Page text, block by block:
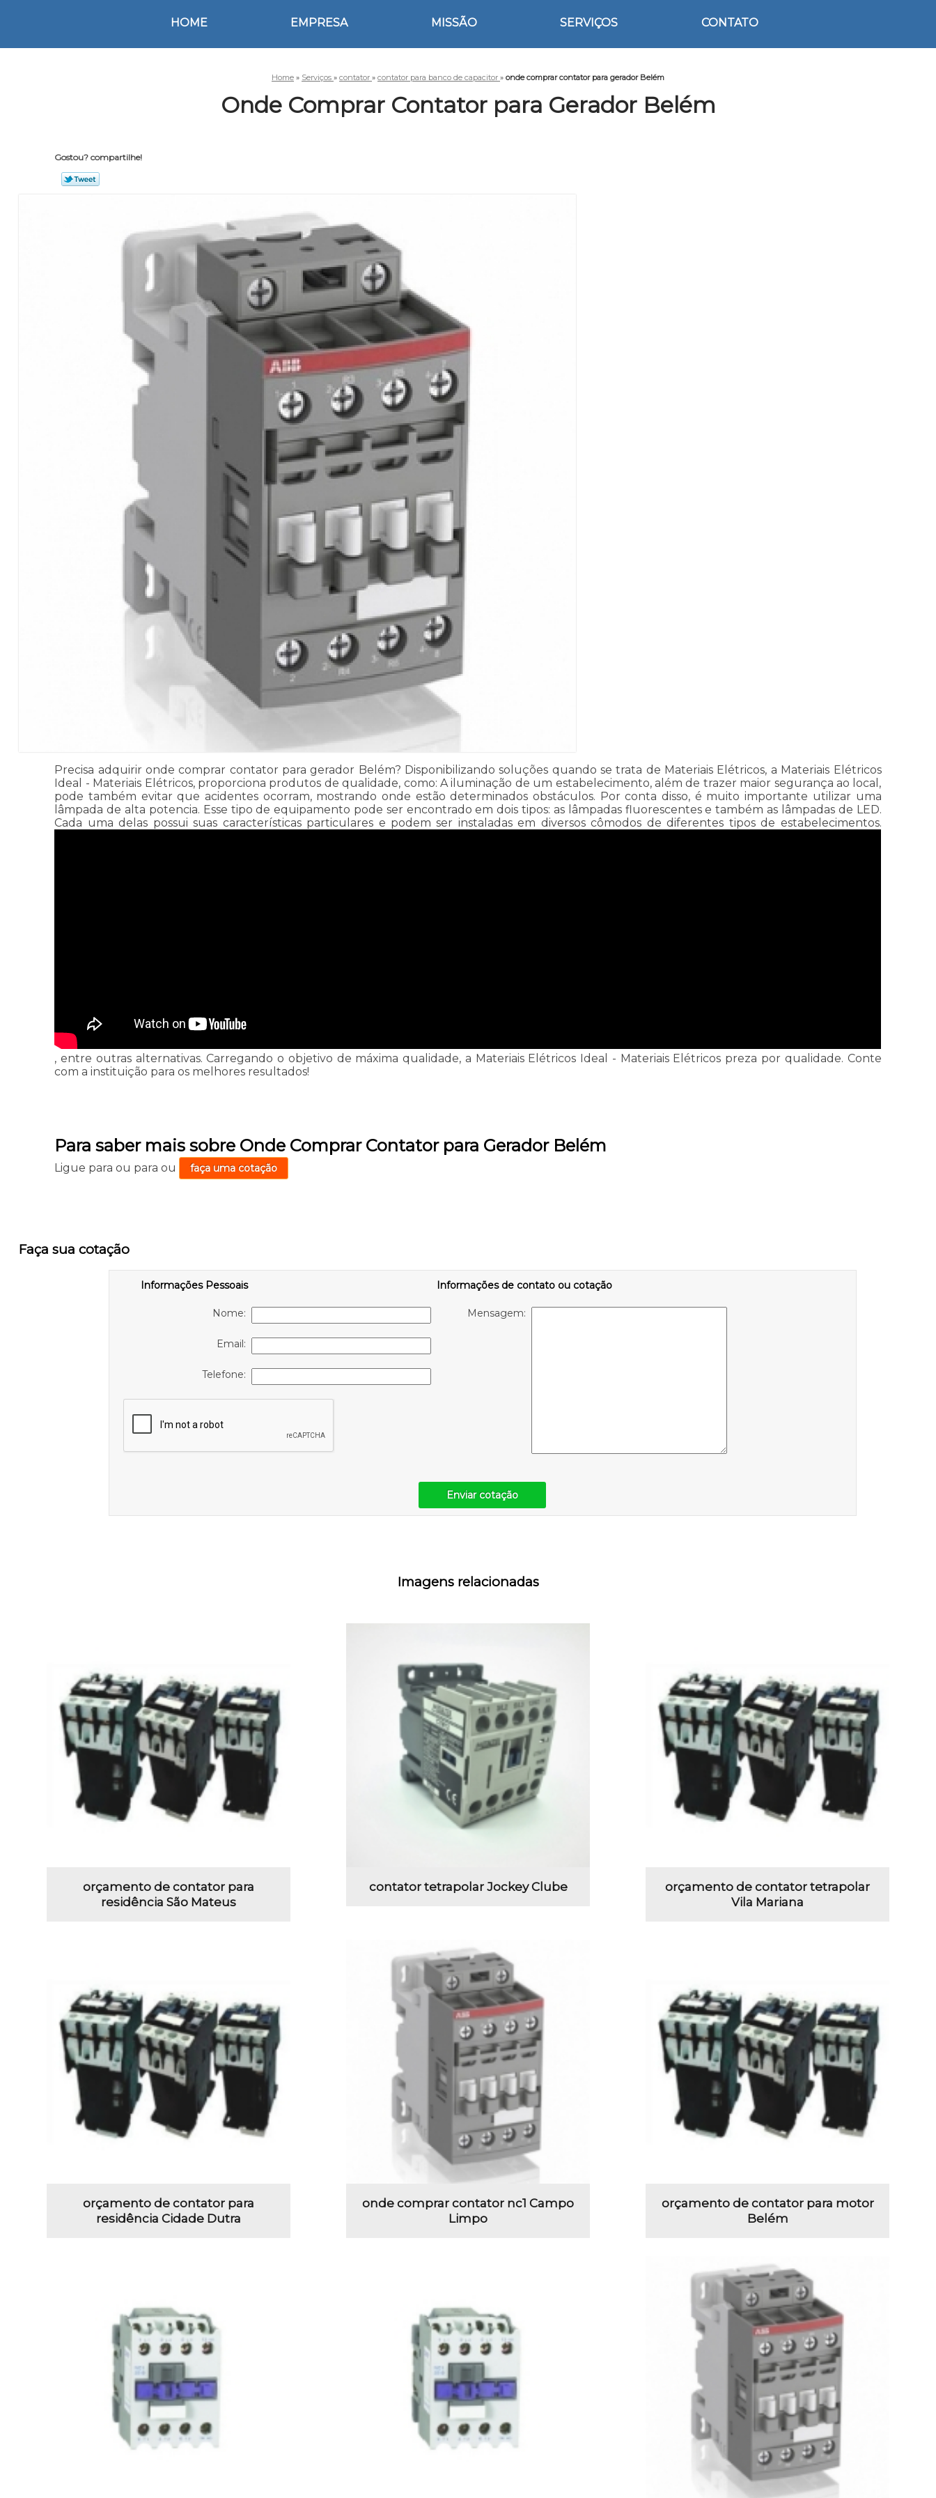
HOME EMPRESA MISSÃO SERVIÇOS CONTATO
Home » Serviços » contator » contator para banco de capacitor » onde comprar contator para gerador Belém
Onde Comprar Contator para Gerador Belém
Gostou? compartilhe!
Precisa adquirir onde comprar contator para gerador Belém? Disponibilizando soluções quando se trata de Materiais Elétricos, a Materiais Elétricos
Ideal - Materiais Elétricos, proporciona produtos de qualidade, como: A iluminação de um estabelecimento, além de trazer maior segurança ao local,
pode também evitar que acidentes ocorram, mostrando onde estão determinados obstáculos. Por conta disso, é muito importante utilizar uma
lâmpada de alta potencia. Esse tipo de equipamento pode ser encontrado em dois tipos: as lâmpadas fluorescentes e também as lâmpadas de LED.
Cada uma delas possui suas características particulares e podem ser instaladas em diversos cômodos de diferentes tipos de estabelecimentos.
, entre outras alternativas. Carregando o objetivo de máxima qualidade, a Materiais Elétricos Ideal - Materiais Elétricos preza por qualidade. Conte
com a instituição para os melhores resultados!
Para saber mais sobre Onde Comprar Contator para Gerador Belém
Ligue paraou paraou faça uma cotação
Faça sua cotação
Informações Pessoais
Nome:
Email:
Telefone:
Informações de contato ou cotação
Mensagem:
Enviar cotação
Imagens relacionadas
orçamento de contator para
residência São Mateus
contator tetrapolar Jockey Clube
orçamento de contator tetrapolar
Vila Mariana
orçamento de contator para
residência Cidade Dutra
onde comprar contator nc1 Campo
Limpo
orçamento de contator para motor
Belém